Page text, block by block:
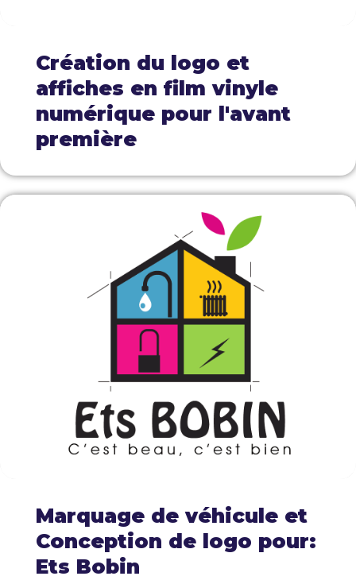
Création du logo et
affiches en film vinyle
numérique pour l'avant
première
Marquage de véhicule et
Conception de logo pour:
Ets Bobin